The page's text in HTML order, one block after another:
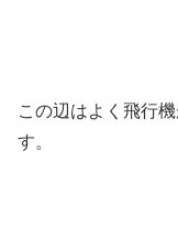
この辺はよく飛行
す。